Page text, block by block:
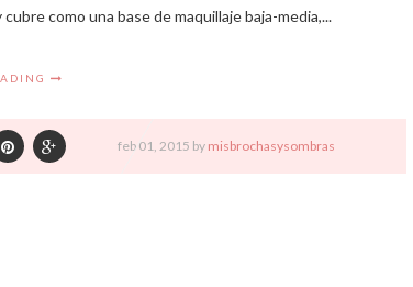
como una base de maquillaje baja-media,...
feb 01, 2015 by misbrochasysombras